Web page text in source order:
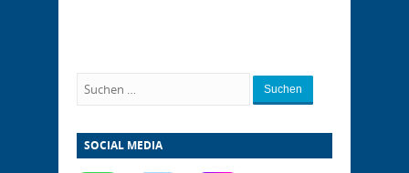
Suchen
SOCIAL MEDIA